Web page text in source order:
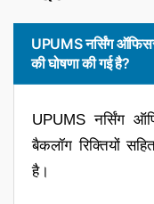
UPUMS नर्सिंग
की घोषणा की गई है?
UPUMS नर्सिंग
बैकलॉग रिक्तियों
है।